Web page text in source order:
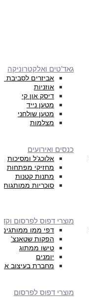
גאד’טים ואלקטרוניקה
אביזרים לסביבת
אוזניות
דיסק און קי
מטען נייד
מטען שולחני
מצלמות
כנסים ואירועים
אלוכג’ל ומסיכות
מחזיקי מפתחות
מתנות קטנות
סוכריות ממותגות
מוצרי דפוס לפרסום
דפי ממו ממותגים
הפקות שטאנצ’
טישו ממתוג
יומנים
מחברת בעיצוב
מוצרי דפוס לפרסום